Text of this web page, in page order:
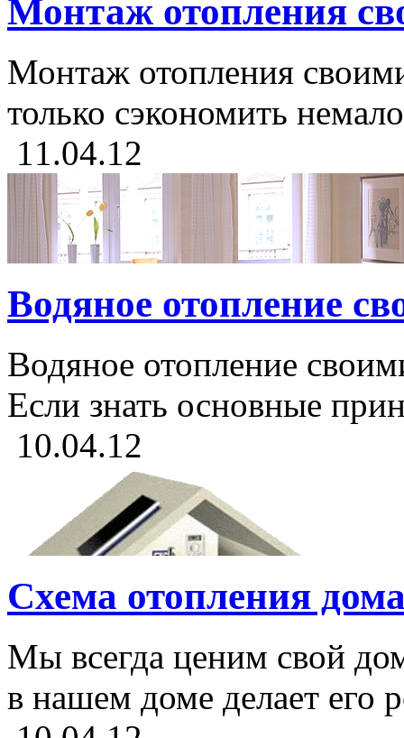
Монтаж отопления
Монтаж отопления
только сэкономить
11.04.12
Водяное отопление
Водяное отопление
Если знать основные
10.04.12
Схема отопления
Мы всегда ценим свой
в нашем доме делает